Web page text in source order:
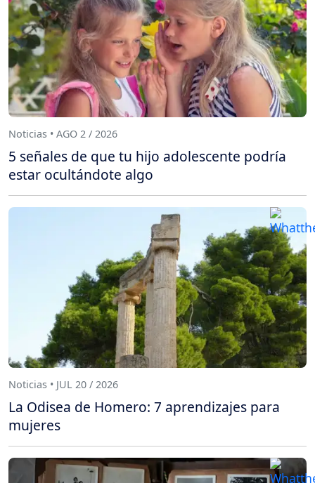
Noticias • AGO 2 / 2026
5 señales de que tu hijo adolescente podría
estar ocultándote algo
Noticias • JUL 20 / 2026
La Odisea de Homero: 7 aprendizajes para
mujeres